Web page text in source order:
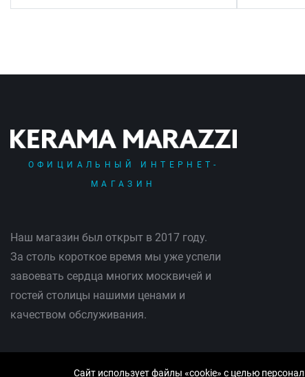
ОФИЦИАЛЬНЫЙ ИНТЕРНЕТ-
МАГАЗИН
Наш магазин был открыт в 2017 году.
За столь короткое время мы уже успели
завоевать сердца многих москвичей и
гостей столицы нашими ценами и
качеством обслуживания.
Сайт использует файлы «cookie» с целью